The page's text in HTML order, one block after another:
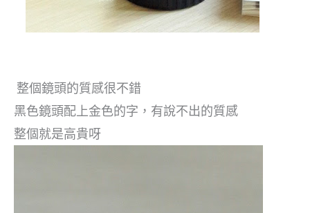
整個鏡頭的質感很不錯
黑色鏡頭配上金色的字，有說不出的質感
整個就是高貴呀